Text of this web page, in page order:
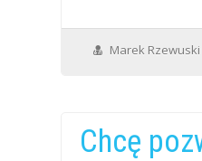
Marek Rzewuski
Chcę